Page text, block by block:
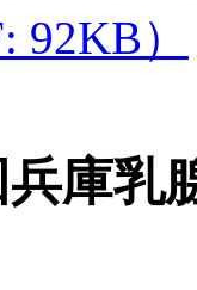
92KB）
兵庫乳